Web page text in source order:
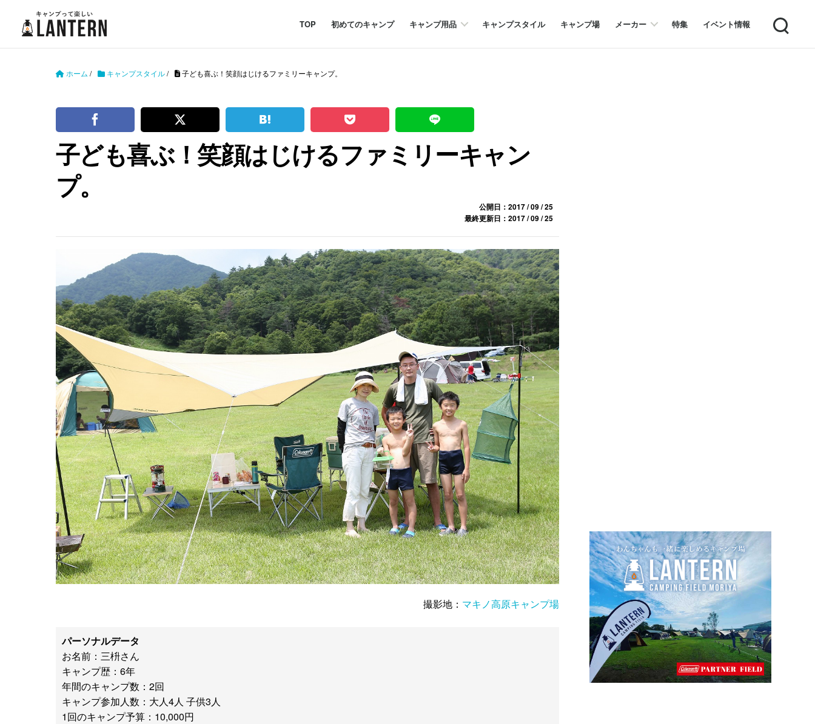
TOP 初めてのキャンプ キャンプ用品 キャンプスタイル キャンプ場 メーカー 特集 イベント情報 Search
ホーム / キャンプスタイル/ 子ども喜ぶ！笑顔はじけるファミリーキャンプ。
子ども喜ぶ！笑顔はじけるファミリーキャン
プ。
公開日：2017 / 09 / 25
最終更新日：2017 / 09 / 25
撮影地： マキノ高原キャンプ場
パーソナルデータ
お名前：三枡さん
キャンプ歴：6年
年間のキャンプ数：2回
キャンプ参加人数：大人4人 子供3人
1回のキャンプ予算：10,000円